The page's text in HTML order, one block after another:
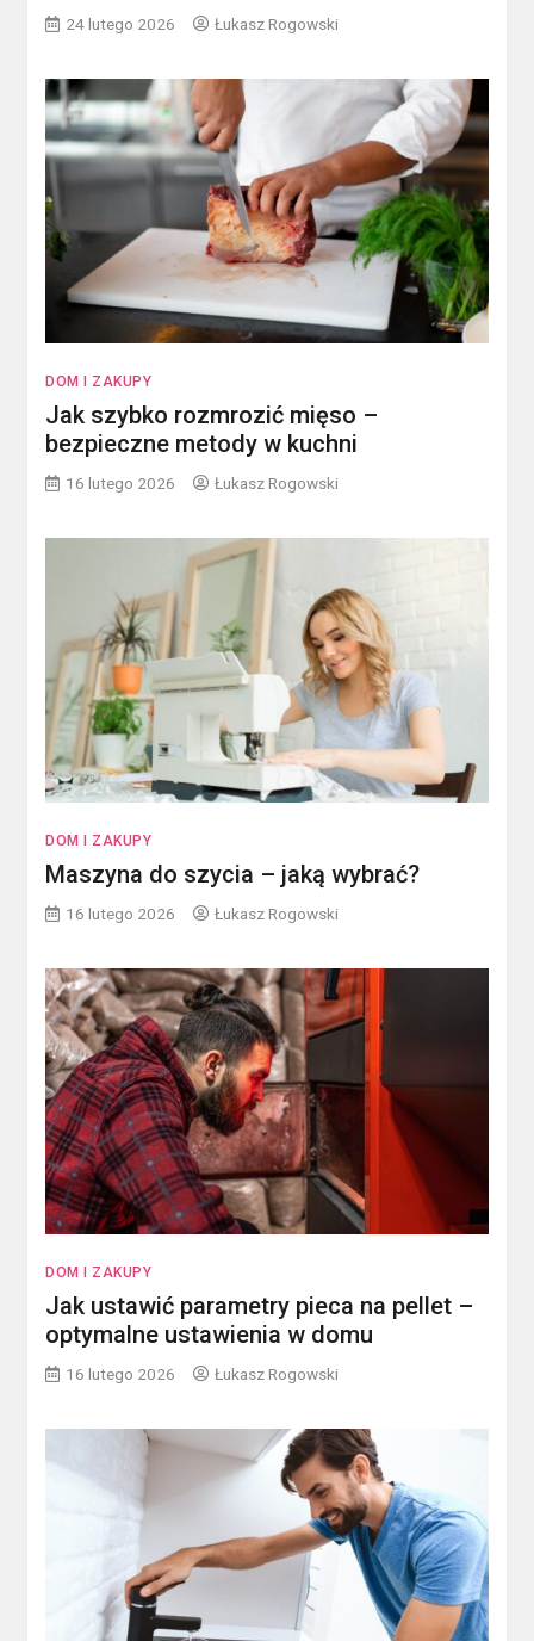
24 lutego 2026 Łukasz Rogowski
DOM I ZAKUPY
Jak szybko rozmrozić mięso –
bezpieczne metody w kuchni
16 lutego 2026 Łukasz Rogowski
DOM I ZAKUPY
Maszyna do szycia – jaką wybrać?
16 lutego 2026 Łukasz Rogowski
DOM I ZAKUPY
Jak ustawić parametry pieca na pellet –
optymalne ustawienia w domu
16 lutego 2026 Łukasz Rogowski